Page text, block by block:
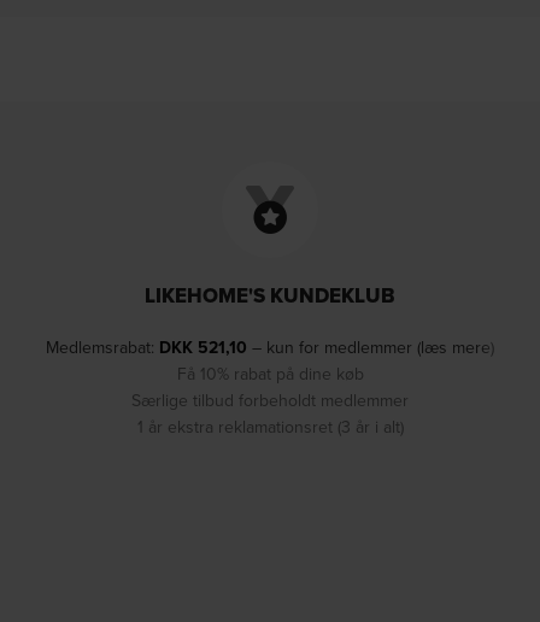
LIKEHOME'S KUNDEKLUB
Medlemsrabat: DKK 521,10 – kun for medlemmer (læs mere)
Få 10% rabat på dine køb
Særlige tilbud forbeholdt medlemmer
1 år ekstra reklamationsret (3 år i alt)